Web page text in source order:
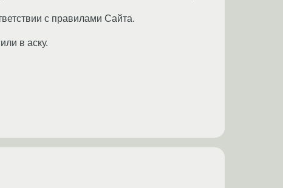
с правилами Сайта.
в аску.